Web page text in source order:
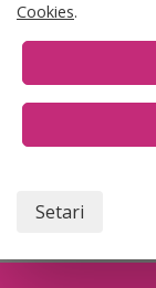
Cookies.
Setari